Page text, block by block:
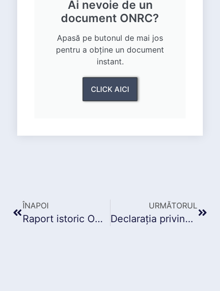
Ai nevoie de un
document ONRC?
Apasă pe butonul de mai jos
pentru a obține un document
instant.
CLICK AICI
ÎNAPOI
Raport istoric ONRC: când ai nevoie de el și ce informații conține despre o firmă
URMĂTORUL
Declarația privind beneficiarii reali în 2025: obligații, termene și sancțiuni pentru firme